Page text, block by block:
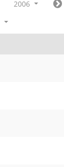
2006